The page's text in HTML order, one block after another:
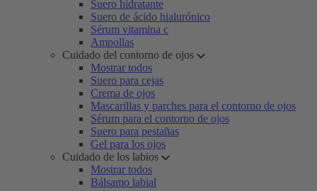
Suero hidratante
Suero de ácido hialurónico
Sérum vitamina c
Ampollas
Cuidado del contorno de ojos
Mostrar todos
Suero para cejas
Crema de ojos
Mascarillas y parches para el contorno de ojos
Sérum para el contorno de ojos
Suero para pestañas
Gel para los ojos
Cuidado de los labios
Mostrar todos
Bálsamo labial